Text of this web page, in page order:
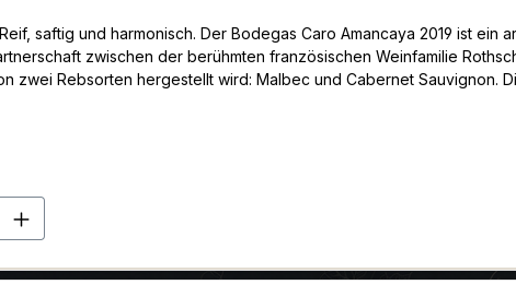
saftig und harmonisch. Der Bodegas Caro Amancaya 2019 ist
zwischen der berühmten französischen Weinfamilie
ein oder benutze die Schaltflächen